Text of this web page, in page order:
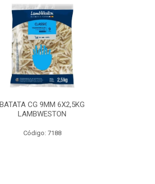
BATATA CG 9MM 6X2,5KG
LAMBWESTON
Código: 7188